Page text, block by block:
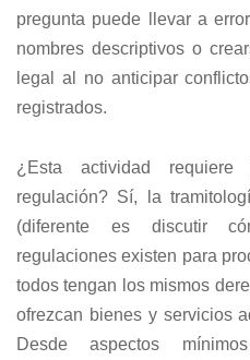
pregunta puede llevar a
nombres descriptivos o
legal al no anticipar
registrados.
¿Esta actividad
regulación? Sí, la
(diferente es discutir
regulaciones existen para
todos tengan los mismos
ofrezcan bienes y servicios
Desde aspectos